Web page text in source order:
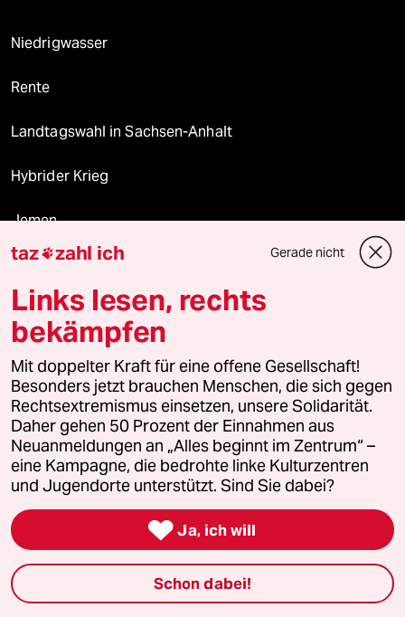
Niedrigwasser
Rente
Landtagswahl in Sachsen-Anhalt
Hybrider Krieg
Jemen
Ceuta
Hitze
Verlag
Aktuelles
Hausblog
Die Seitenwende
Stellen
taz zahl ich Gerade nicht
Links lesen, rechts
bekämpfen
Mit doppelter Kraft für eine offene Gesellschaft!
Besonders jetzt brauchen Menschen, die sich gegen
Rechtsextremismus einsetzen, unsere Solidarität.
Daher gehen 50 Prozent der Einnahmen aus
Neuanmeldungen an „Alles beginnt im Zentrum“ –
eine Kampagne, die bedrohte linke Kulturzentren
und Jugendorte unterstützt. Sind Sie dabei?
 Ja, ich will
Schon dabei!